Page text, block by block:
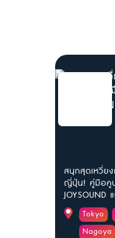
สนุกสุดเหวี่ยง
ญี่ปุ่น! คู่มือคู
JOYSOUND
Tokyo
Nagoya